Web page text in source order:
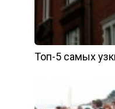
Топ-5 самых